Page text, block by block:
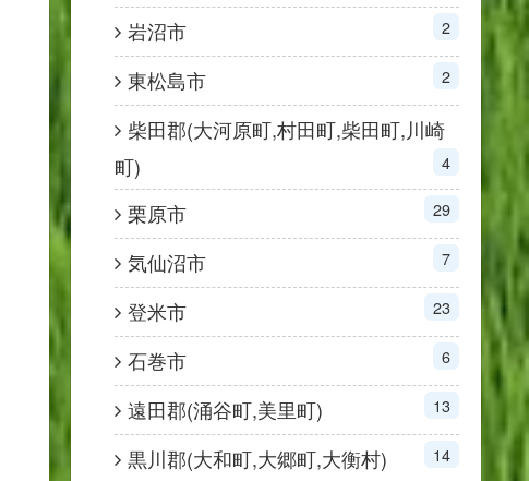
岩沼市 2
東松島市 2
柴田郡(大河原町,村田町,柴田町,川崎
町)
4
栗原市 29
気仙沼市 7
登米市 23
石巻市 6
遠田郡(涌谷町,美里町) 13
黒川郡(大和町,大郷町,大衡村) 14